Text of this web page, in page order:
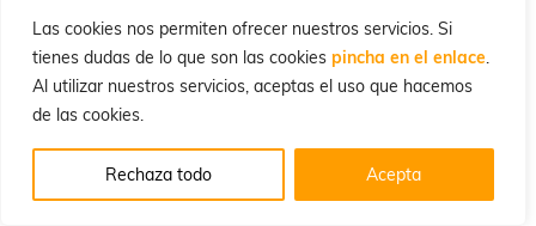
Las cookies nos permiten ofrecer nuestros servicios. Si
tienes dudas de lo que son las cookies pincha en el enlace.
Al utilizar nuestros servicios, aceptas el uso que hacemos
de las cookies.
Rechaza todo Acepta
madera de acacia 40 cm -
3 Claveles 3600
Valorado
por Suso
mm C-3603.3
Valorado